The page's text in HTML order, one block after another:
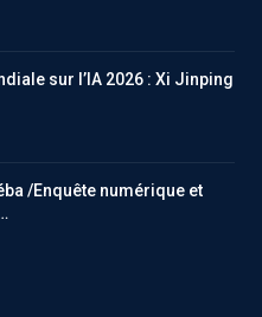
sur l’IA 2026 : Xi Jinping
/Enquête numérique et